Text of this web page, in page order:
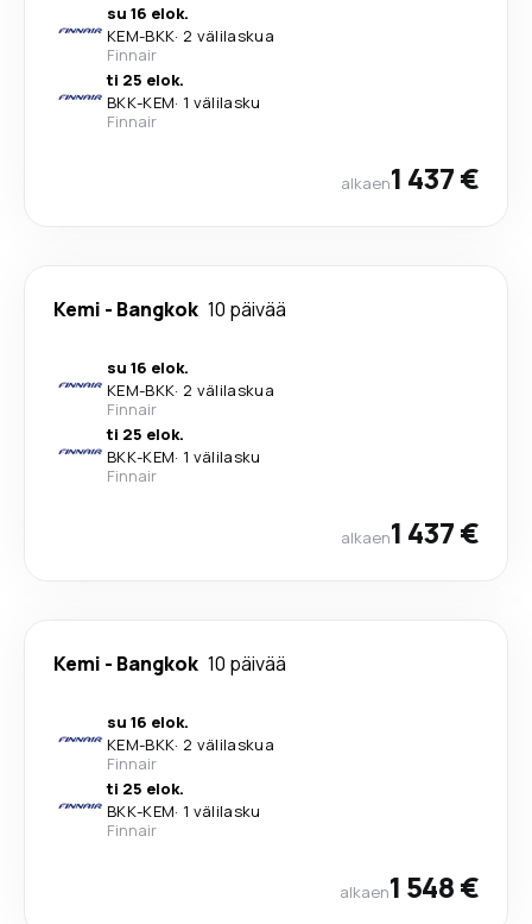
su 16 elok.
KEM-BKK· 2 välilaskua
Finnair
ti 25 elok.
BKK-KEM· 1 välilasku
Finnair
alkaen1 437 €
Kemi - Bangkok 10 päivää
su 16 elok.
KEM-BKK· 2 välilaskua
Finnair
ti 25 elok.
BKK-KEM· 1 välilasku
Finnair
alkaen1 437 €
Kemi - Bangkok 10 päivää
su 16 elok.
KEM-BKK· 2 välilaskua
Finnair
ti 25 elok.
BKK-KEM· 1 välilasku
Finnair
alkaen1 548 €